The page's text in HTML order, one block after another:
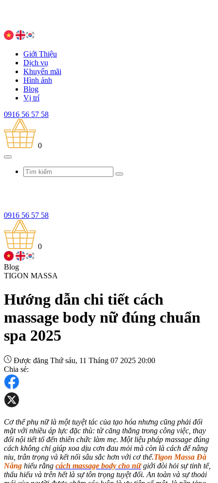
Giới Thiệu
Dịch vụ
Khuyến mãi
Hình ảnh
Blog
Vị trí
0916 56 57 58
0
0916 56 57 58
0
Blog
TIGON MASSA
Hướng dẫn chi tiết cách
massage body nữ đúng chuẩn
spa 2025
Được đăng Thứ sáu, 11 Tháng 07 2025 20:00
Chia sẻ:
Cơ thể phụ nữ là một tuyệt tác của tạo hóa nhưng cũng phải đối
mặt với nhiều áp lực đặc thù: từ căng thẳng trong công việc, thay
đổi nội tiết tố đến thiên chức làm mẹ. Một liệu pháp massage đúng
cách không chỉ giúp xoa dịu cơn đau mỏi mà còn là cách để nâng
niu, trân trọng và kết nối sâu sắc hơn với cơ thể.Tigon Massa Đà
Nẵng hiểu rằng cách massage body cho nữgiới đòi hỏi sự tinh tế,
thấu hiểu và trên hết là sự tôn trọng tuyệt đối. An toàn và sự thoải